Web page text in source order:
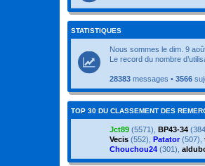
STATISTIQUES
Nous sommes le dim. 9
Le record du nombre
28383 messages • 3566
TOP 30 DU CLASSEMENT DES
Jct89 (5571), BP43-34
Vecis (552), Patator (507),
Chouchou24 (301),